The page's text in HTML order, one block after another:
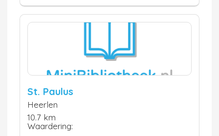
St. Paulus
Heerlen
10.7 km
Waardering: